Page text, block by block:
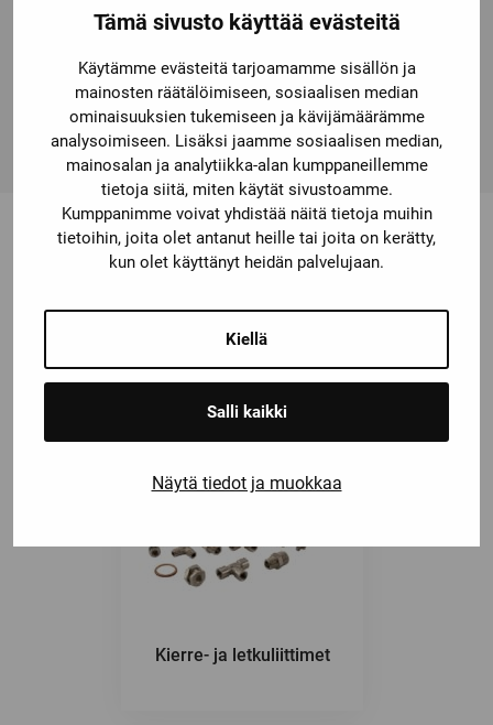
Tämä sivusto käyttää evästeitä
Käytämme evästeitä tarjoamamme sisällön ja
mainosten räätälöimiseen, sosiaalisen median
ominaisuuksien tukemiseen ja kävijämäärämme
analysoimiseen. Lisäksi jaamme sosiaalisen median,
mainosalan ja analytiikka-alan kumppaneillemme
tietoja siitä, miten käytät sivustoamme.
Kumppanimme voivat yhdistää näitä tietoja muihin
tietoihin, joita olet antanut heille tai joita on kerätty,
kun olet käyttänyt heidän palvelujaan.
Kiellä
Salli kaikki
Näytä tiedot ja muokkaa
PUR or PA extra flexibility
Nut and body: Nickel plated brass to OT58 UNI 5705
O-ring: NBR 70
Sealing washer: PA 33
näistä
Kierre- ja letkuliittimet